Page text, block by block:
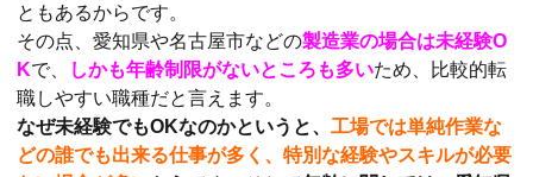
ともあるからです。
その点、愛知県や名古屋市などの製造業の場合は未経験O
Kで、 しかも年齢制限がないところも多いため、比較的転
職しやすい職種だと言えます。
なぜ未経験でもOKなのかというと、 工場では単純作業な
どの誰でも出来る仕事が多く、特別な経験やスキルが必要